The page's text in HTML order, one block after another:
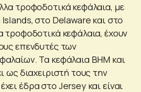
τροφοδοτικά κεφάλαια, με
στο Delaware και στο
τροφοδοτικά κεφάλαια, έχουν
επενδυτές των
Τα κεφάλαια BHM και
ως διαχειριστή τους την
έδρα στο Jersey και είναι